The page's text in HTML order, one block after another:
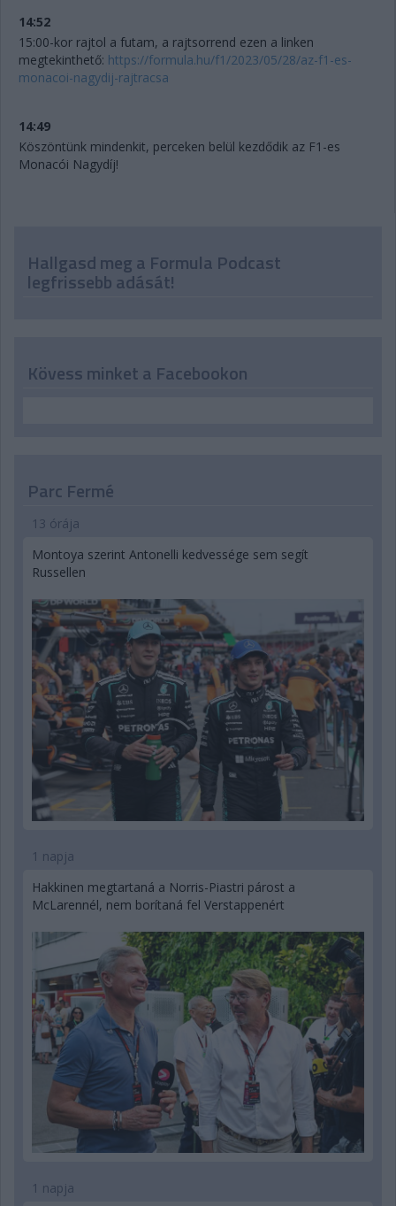
14:52
15:00-kor rajtol a futam, a rajtsorrend ezen a linken
megtekinthető: https://formula.hu/f1/2023/05/28/az-f1-es-
monacoi-nagydij-rajtracsa
14:49
Köszöntünk mindenkit, perceken belül kezdődik az F1-es
Monacói Nagydíj!
Hallgasd meg a Formula Podcast
legfrissebb adását!
Kövess minket a Facebookon
Parc Fermé
13 órája
Montoya szerint Antonelli kedvessége sem segít
Russellen
1 napja
Hakkinen megtartaná a Norris-Piastri párost a
McLarennél, nem borítaná fel Verstappenért
1 napja